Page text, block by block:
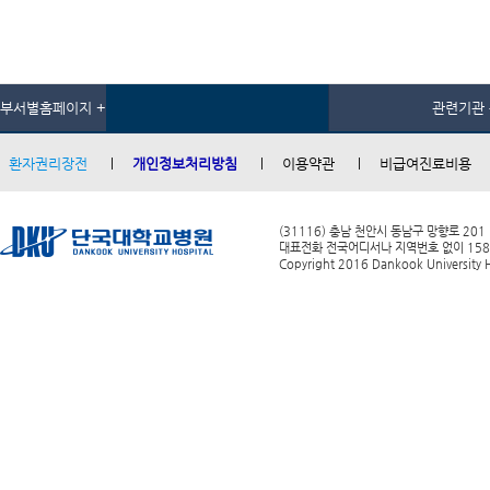
부서별홈페이지 + 관련기관
환자권리장전 개인정보처리방침 이용약관 비급여진료비용
(31116) 충남 천안시 동남구 망향로 201
대표전화 전국어디서나 지역번호 없이
Copyright 2016 Dankook University